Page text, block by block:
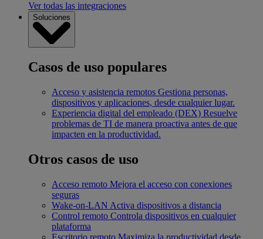
Ver todas las integraciones
Soluciones
Casos de uso populares
Acceso y asistencia remotos Gestiona personas,
dispositivos y aplicaciones, desde cualquier lugar.
Experiencia digital del empleado (DEX) Resuelve
problemas de TI de manera proactiva antes de que
impacten en la productividad.
Otros casos de uso
Acceso remoto Mejora el acceso con conexiones
seguras
Wake-on-LAN Activa dispositivos a distancia
Control remoto Controla dispositivos en cualquier
plataforma
Escritorio remoto Maximiza la productividad desde